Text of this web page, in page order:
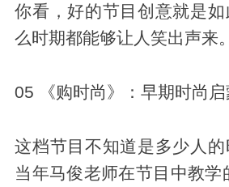
你看，好的节目创意就是
么时期都能够让人笑出声来。
05 《购时尚》：早期时尚启
这档节目不知道是多少人
当年马俊老师在节目中教学